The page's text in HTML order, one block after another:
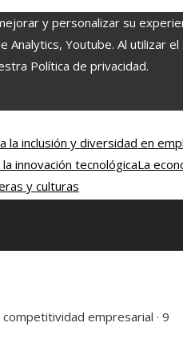
y personalizar su
Analytics, Youtube. Al utilizar
Política de privacidad.
la inclusión y diversidad en
innovación tecnológicaLa
y culturas
empresarial · 9